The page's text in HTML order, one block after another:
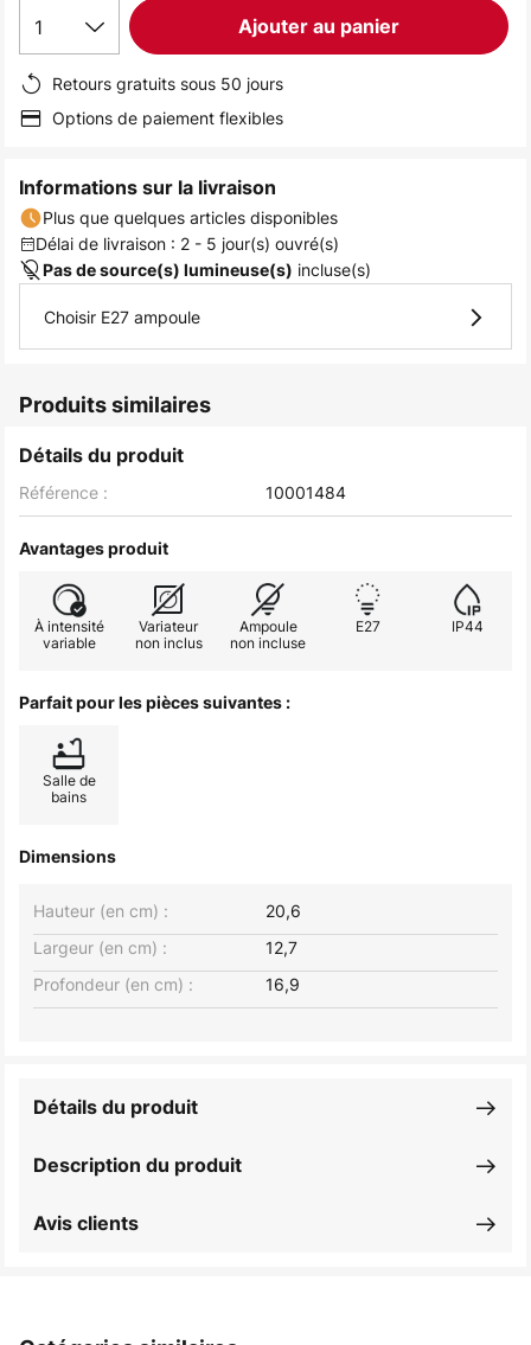
1 Ajouter au panier
Retours gratuits sous 50 jours
Options de paiement flexibles
Informations sur la livraison
Plus que quelques articles disponibles
Délai de livraison : 2 - 5 jour(s) ouvré(s)
Pas de source(s) lumineuse(s) incluse(s)
Choisir E27 ampoule
Produits similaires
Détails du produit
Référence : 10001484
Avantages produit
À intensité
variable
Variateur
non inclus
Ampoule
non incluse
E27 IP44
Parfait pour les pièces suivantes :
Salle de
bains
Dimensions
Largeur (en cm) : 12,7
Hauteur (en cm) : 20,6
Profondeur (en cm) : 16,9
Description du produit
Détails du produit
Avis clients